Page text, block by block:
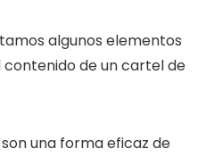
algunos elementos
contenido de un cartel de
una forma eficaz de